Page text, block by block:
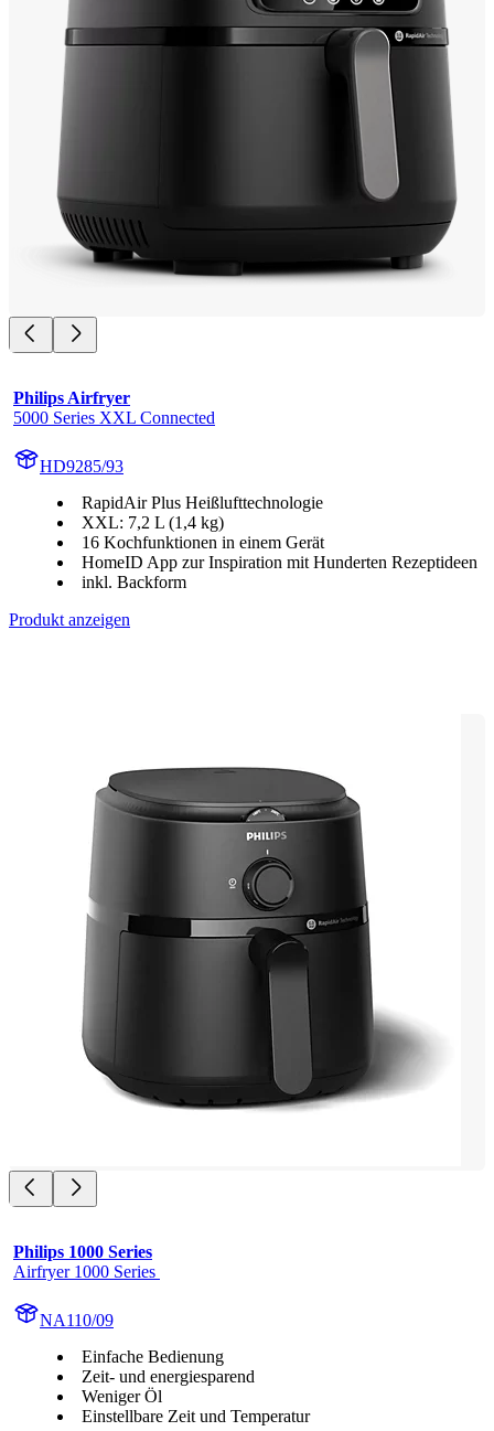
Philips Airfryer
5000 Series XXL Connected
HD9285/93
RapidAir Plus Heißlufttechnologie
XXL: 7,2 L (1,4 kg)
16 Kochfunktionen in einem Gerät
HomeID App zur Inspiration mit Hunderten Rezeptideen
inkl. Backform
Produkt anzeigen
Philips 1000 Series
Airfryer 1000 Series
NA110/09
Einfache Bedienung
Zeit- und energiesparend
Weniger Öl
Einstellbare Zeit und Temperatur